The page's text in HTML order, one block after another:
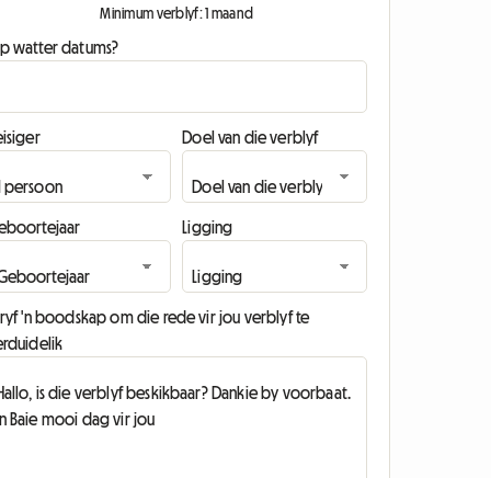
Minimum verblyf: 1 maand
watter datums?
Doel van die verblyf
Ligging
'n boodskap om die rede vir jou verblyf te